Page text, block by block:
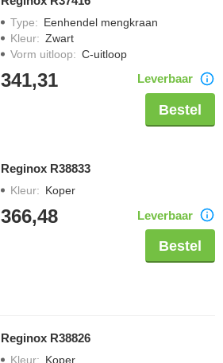
Type: Eenhendel mengkraan
Kleur: Zwart
Vorm uitloop: C-uitloop
341,31 Leverbaar
Bestel
Reginox R38833
Kleur: Koper
366,48 Leverbaar
Bestel
Reginox R38826
Kleur: Koper